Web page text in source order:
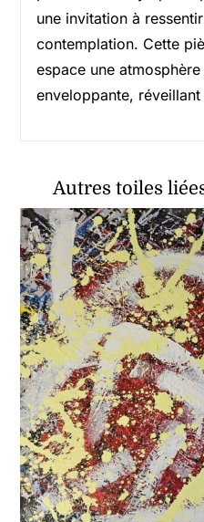
une invitation à
contemplation. Cette
espace une
enveloppante,
Autres toiles